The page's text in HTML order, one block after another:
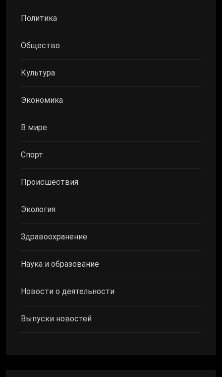
Политика
Общество
Культура
Экономика
В мире
Спорт
Происшествия
Экология
Здравоохранение
Наука и образование
Новости о деятельности
Выпуски новостей